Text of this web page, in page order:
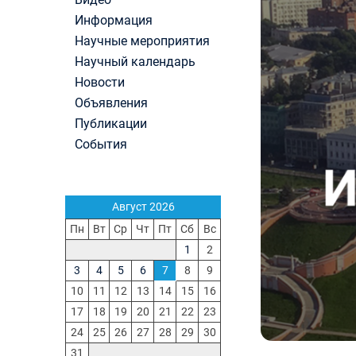
Первый канал, 27.07.2026. Часть 1-2
Конкурсные списки лиц, прошедших
вступительные испытания в МГУ имени
М.В.Ломоносова в 2026 году по каждому
(ранжированные списки поступающих)
Вячеслав Никонов в программе «Большая
Первый канал, 24.07.2026. Часть 1-2
Вниманию абитуриентов бакалавриата!
онлайн-запись на заключение договора на
Вячеслав Никонов в программе «Большая
— Первый канал, 05.08.2026. Часть 1-3
Информация
Научные мероприятия
Научный календарь
Новости
Объявления
Публикации
События
Август 2026
Пн
Вт Ср Чт Пт Сб
Вс
1
2
3
4 5 6 7 8
9
10
11 12 13 14 15
16
17
18 19 20 21 22
23
24
25 26 27 28 29
30
31